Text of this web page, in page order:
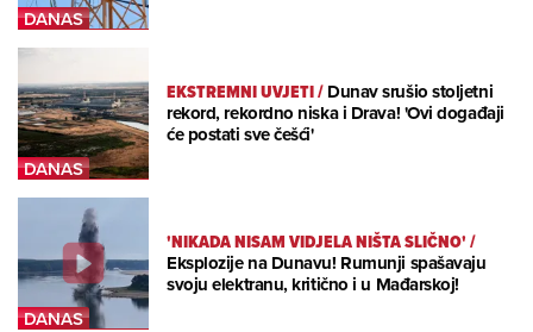
EKSTREMNI UVJETI/Dunav srušio stoljetni
rekord, rekordno niska i Drava! 'Ovi događaji
će postati sve češći'
'NIKADA NISAM VIDJELA NIŠTA SLIČNO'/
Eksplozije na Dunavu! Rumunji spašavaju
svoju elektranu, kritično i u Mađarskoj!